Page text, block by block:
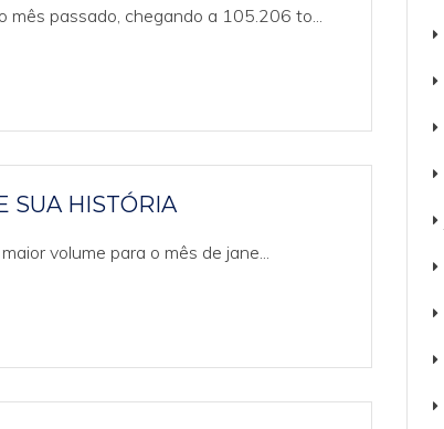
passado, chegando a 105.206 to...
SUA HISTÓRIA
volume para o mês de jane...